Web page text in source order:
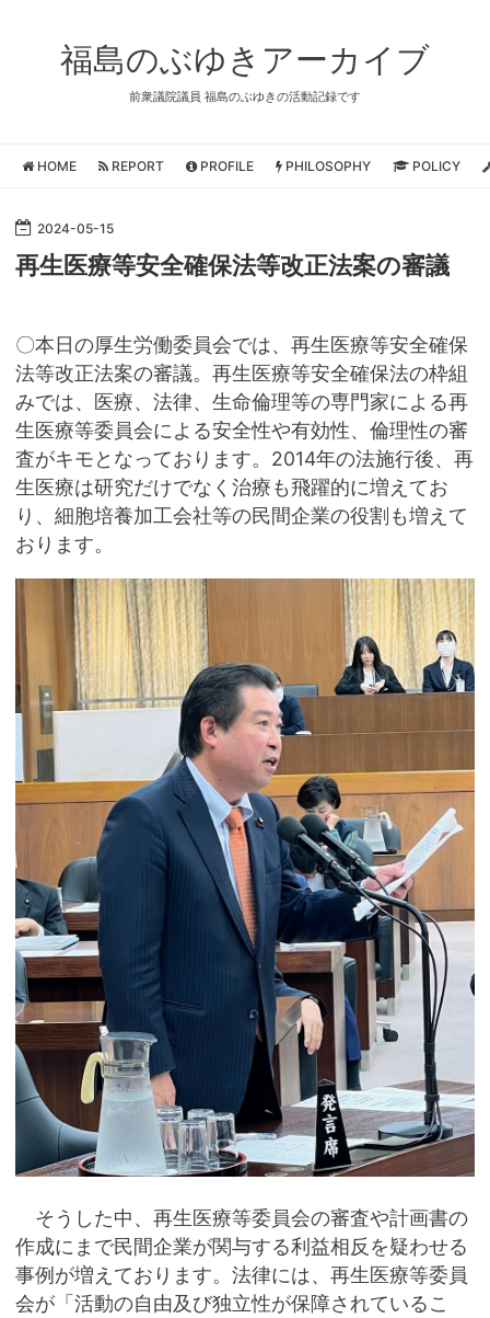
福島のぶゆきアーカイブ
前衆議院議員 福島のぶゆきの活動記録です
HOME REPORT PROFILE PHILOSOPHY POLICY
2024-05-15
再生医療等安全確保法等改正法案の審議
〇本日の厚生労働委員会では、再生医療等安全確保
法等改正法案の審議。再生医療等安全確保法の枠組
みでは、医療、法律、生命倫理等の専門家による再
生医療等委員会による安全性や有効性、倫理性の審
査がキモとなっております。2014年の法施行後、再
生医療は研究だけでなく治療も飛躍的に増えてお
り、細胞培養加工会社等の民間企業の役割も増えて
おります。
そうした中、再生医療等委員会の審査や計画書の
作成にまで民間企業が関与する利益相反を疑わせる
事例が増えております。法律には、再生医療等委員
会が「活動の自由及び独立性が保障されているこ